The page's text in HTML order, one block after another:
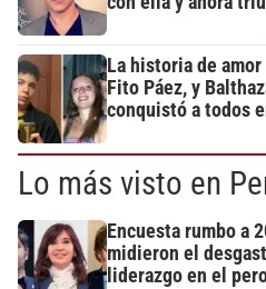
La historia de
Fito Páez, y
conquistó a todos
Lo más visto en
Encuesta rumbo a
midieron el
liderazgo en el